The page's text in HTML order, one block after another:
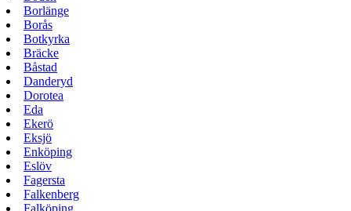
Borlänge
Borås
Botkyrka
Bräcke
Båstad
Danderyd
Dorotea
Eda
Ekerö
Eksjö
Enköping
Eslöv
Fagersta
Falkenberg
Falköping